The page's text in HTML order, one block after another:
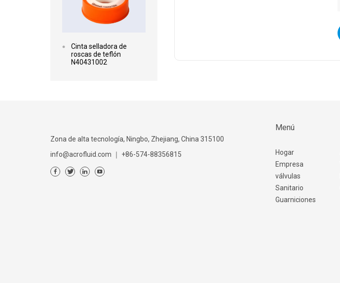
Cinta selladora de
roscas de teflón
N40431002
Zona de alta tecnología, Ningbo, Zhejiang, China 315100
info@acrofluid.com
｜ +86-574-88356815
Menú
Hogar
Empresa
válvulas
Sanitario
Guarniciones